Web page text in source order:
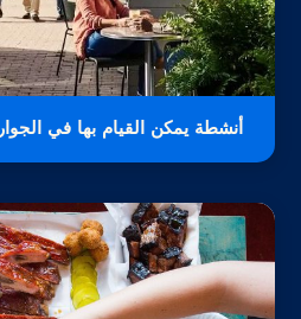
أنشطة يمكن القيام بها في الجوار